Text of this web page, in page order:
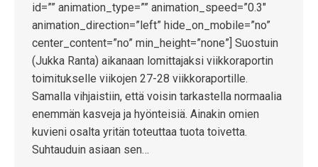
id=”” animation_type=”” animation_speed=”0.3″
animation_direction=”left” hide_on_mobile=”no”
center_content=”no” min_height=”none”] Suostuin
(Jukka Ranta) aikanaan lomittajaksi viikkoraportin
toimitukselle viikojen 27-28 viikkoraportille.
Samalla vihjaistiin, että voisin tarkastella normaalia
enemmän kasveja ja hyönteisiä. Ainakin omien
kuvieni osalta yritän toteuttaa tuota toivetta.
Suhtauduin asiaan sen…